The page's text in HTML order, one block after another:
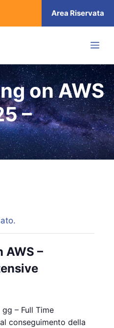
Area Riservata
on AWS
–
–
– Full Time
conseguimento della